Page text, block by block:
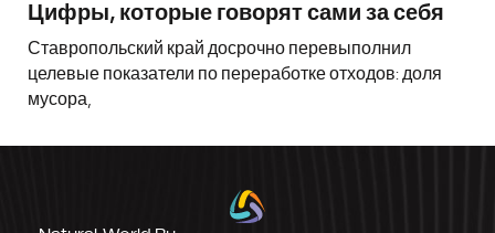
Цифры, которые говорят сами за себя
Ставропольский край досрочно перевыполнил
целевые показатели по переработке отходов: доля
мусора,